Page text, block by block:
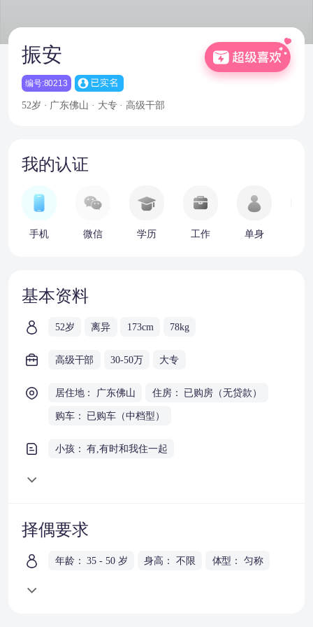
振安
编号:80213
52岁 · 广东佛山 · 大专 · 高级干部
我的认证
手机 微信 学历 工作 单身
基本资料
52岁 离异 173cm 78kg
高级干部 30-50万 大专
居住地： 广东佛山 住房： 已购房（无贷款）
购车： 已购车（中档型）
小孩： 有,有时和我住一起
择偶要求
年龄： 35 - 50 岁 身高： 不限 体型： 匀称